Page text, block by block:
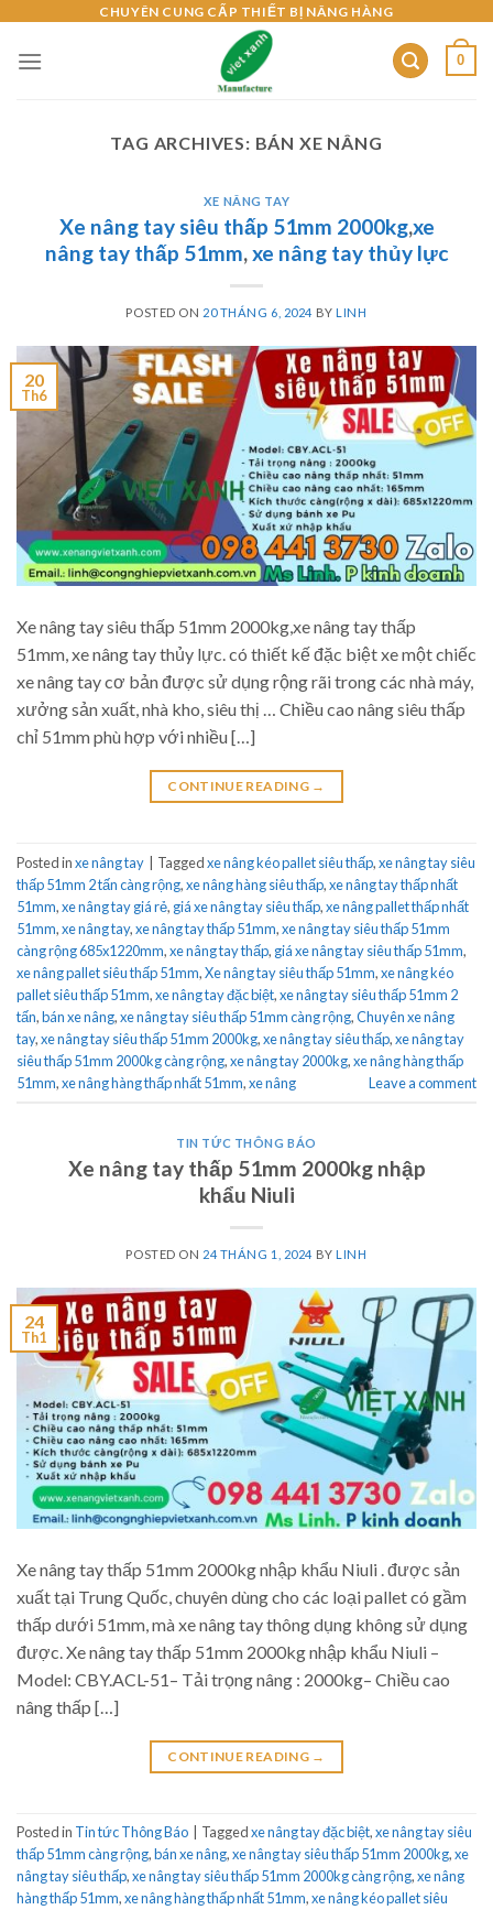
content
CHUYÊN CUNG CẤP THIẾT BỊ NÂNG HÀNG
0
TAG ARCHIVES: BÁN XE NÂNG
XE NÂNG TAY
Xe nâng tay siêu thấp 51mm 2000kg,xe
nâng tay thấp 51mm, xe nâng tay thủy lực
POSTED ON 20 THÁNG 6, 2024 BYLINH
20
Th6
Xe nâng tay siêu thấp 51mm 2000kg,xe nâng tay thấp
51mm, xe nâng tay thủy lực. có thiết kế đặc biệt xe một chiếc
xe nâng tay cơ bản được sử dụng rộng rãi trong các nhà máy,
xưởng sản xuất, nhà kho, siêu thị … Chiều cao nâng siêu thấp
chỉ 51mm phù hợp với nhiều […]
CONTINUE READING →
Posted inxe nâng tay Taggedxe nâng kéo pallet siêu thấp,xe nâng tay siêu
thấp 51mm 2 tấn càng rộng,xe nâng hàng siêu thấp,xe nâng tay thấp nhất
51mm,xe nâng tay giá rẻ, giá xe nâng tay siêu thấp,xe nâng pallet thấp nhất
51mm,xe nâng tay,xe nâng tay thấp 51mm,xe nâng tay siêu thấp 51mm
càng rộng 685x1220mm,xe nâng tay thấp, giá xe nâng tay siêu thấp 51mm,
xe nâng pallet siêu thấp 51mm,Xe nâng tay siêu thấp 51mm,xe nâng kéo
pallet siêu thấp 51mm,xe nâng tay đặc biệt,xe nâng tay siêu thấp 51mm 2
tấn,bán xe nâng,xe nâng tay siêu thấp 51mm càng rộng,Chuyên xe nâng
tay,xe nâng tay siêu thấp 51mm 2000kg,xe nâng tay siêu thấp,xe nâng tay
siêu thấp 51mm 2000kg càng rộng,xe nâng tay 2000kg,xe nâng hàng thấp
51mm,xe nâng hàng thấp nhất 51mm,xe nâng Leave a comment
TIN TỨC THÔNG BÁO
Xe nâng tay thấp 51mm 2000kg nhập
khẩu Niuli
POSTED ON 24 THÁNG 1, 2024 BYLINH
24
Th1
Xe nâng tay thấp 51mm 2000kg nhập khẩu Niuli . được sản
xuất tại Trung Quốc, chuyên dùng cho các loại pallet có gầm
thấp dưới 51mm, mà xe nâng tay thông dụng không sử dụng
được. Xe nâng tay thấp 51mm 2000kg nhập khẩu Niuli –
Model: CBY.ACL-51– Tải trọng nâng : 2000kg– Chiều cao
nâng thấp […]
CONTINUE READING →
Posted in Tin tức Thông Báo Taggedxe nâng tay đặc biệt,xe nâng tay siêu
thấp 51mm càng rộng,bán xe nâng,xe nâng tay siêu thấp 51mm 2000kg,xe
nâng tay siêu thấp,xe nâng tay siêu thấp 51mm 2000kg càng rộng,xe nâng
hàng thấp 51mm,xe nâng hàng thấp nhất 51mm,xe nâng kéo pallet siêu